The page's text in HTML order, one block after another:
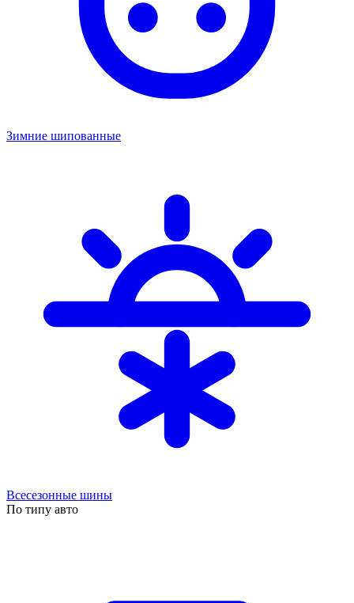
Зимние шипованные
Всесезонные шины
По типу авто